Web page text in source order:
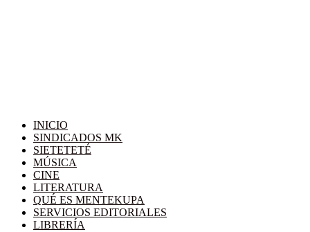
INICIO
SINDICADOS MK
SIETETETÉ
MÚSICA
CINE
LITERATURA
QUÉ ES MENTEKUPA
SERVICIOS EDITORIALES
LIBRERÍA